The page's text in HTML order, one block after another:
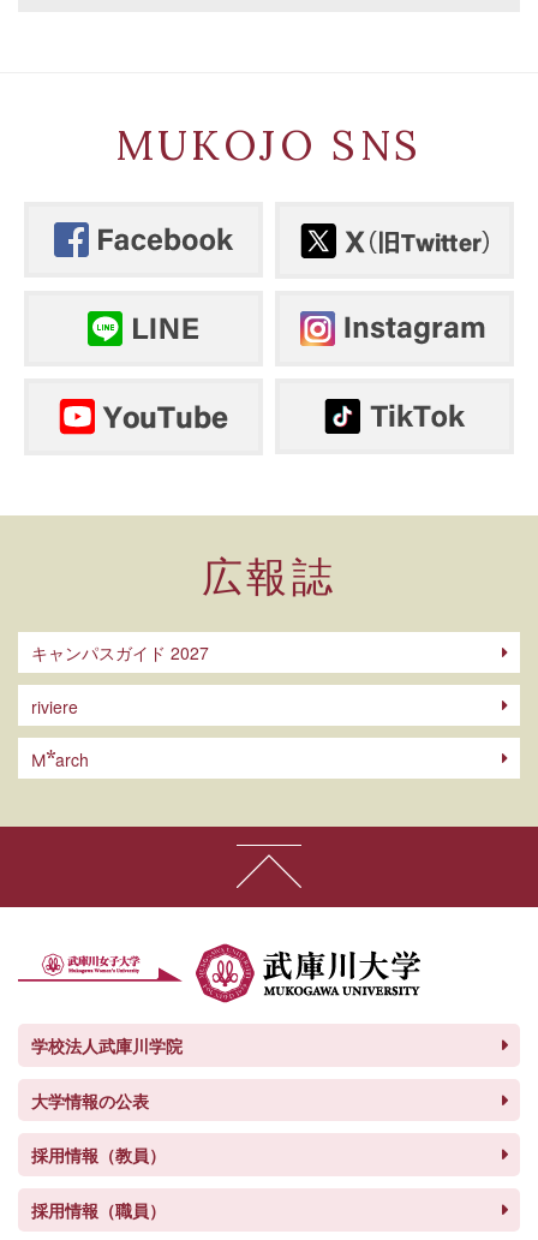
MUKOJO SNS
広報誌
キャンパスガイド 2027
riviere
M arch
学校法人武庫川学院
大学情報の公表
採用情報（教員）
採用情報（職員）